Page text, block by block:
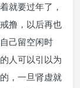
就要过年了，
撸，以后再也
己留空闲时
人可以引以为
，一旦肾虚就